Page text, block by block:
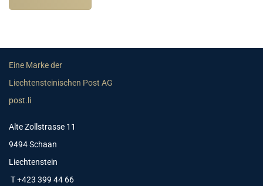
Eine Marke der
Liechtensteinischen Post AG
post.li
Alte Zollstrasse 11
9494 Schaan
Liechtenstein
T +423 399 44 66